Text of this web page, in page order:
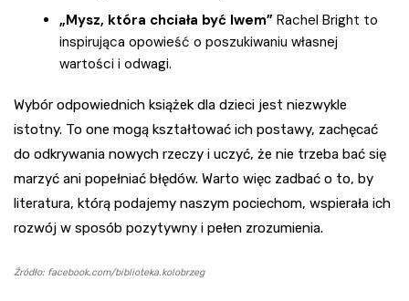
„Mysz, która chciała być lwem” Rachel Bright to
inspirująca opowieść o poszukiwaniu własnej
wartości i odwagi.
Wybór odpowiednich książek dla dzieci jest niezwykle
istotny. To one mogą kształtować ich postawy, zachęcać
do odkrywania nowych rzeczy i uczyć, że nie trzeba bać się
marzyć ani popełniać błędów. Warto więc zadbać o to, by
literatura, którą podajemy naszym pociechom, wspierała ich
rozwój w sposób pozytywny i pełen zrozumienia.
Źródło: facebook.com/biblioteka.kolobrzeg